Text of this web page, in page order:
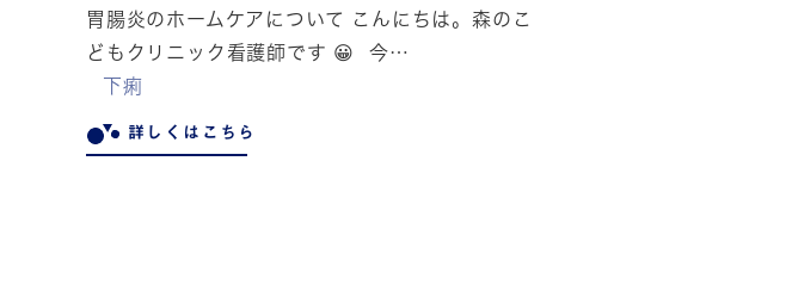
胃腸炎のホームケアについて こんにちは。森のこ
どもクリニック看護師です 😀 今…
下痢
詳しくはこちら